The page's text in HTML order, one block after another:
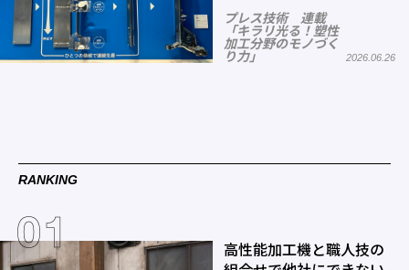
プレス技術 連載
「キラリ光る！塑性
加工分野のモノづく
り力」
2026.06.26
RANKING
高性能加工機と職人技の